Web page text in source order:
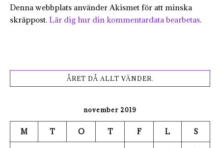
Denna webbplats använder Akismet för att minska
skräppost. Lär dig hur din kommentardata bearbetas.
ÅRET DÅ ALLT VÄNDER.
november 2019
M T O T F L S